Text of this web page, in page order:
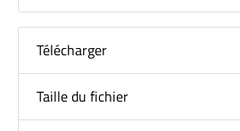
Télécharger
Taille du fichier